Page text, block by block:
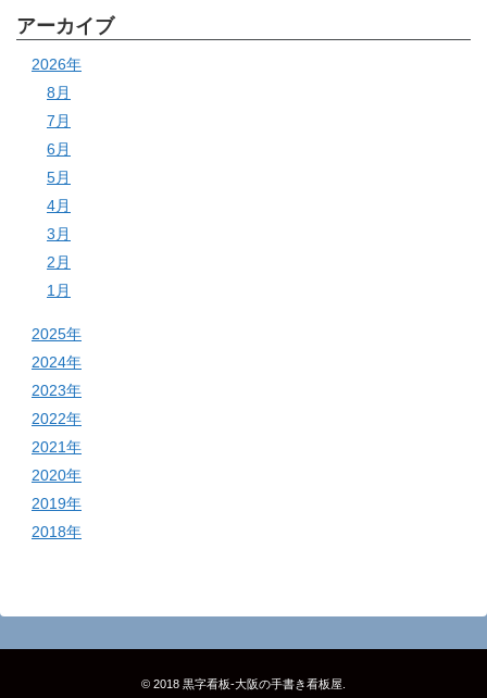
アーカイブ
2026年
8月
7月
6月
5月
4月
3月
2月
1月
2025年
2024年
2023年
2022年
2021年
2020年
2019年
2018年
© 2018 黒字看板‐大阪の手書き看板屋